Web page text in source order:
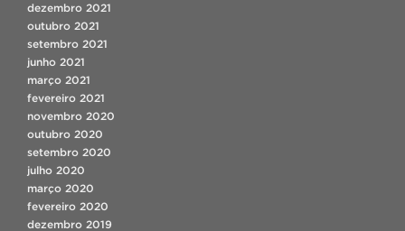
dezembro 2021
outubro 2021
setembro 2021
junho 2021
março 2021
fevereiro 2021
novembro 2020
outubro 2020
setembro 2020
julho 2020
março 2020
fevereiro 2020
dezembro 2019